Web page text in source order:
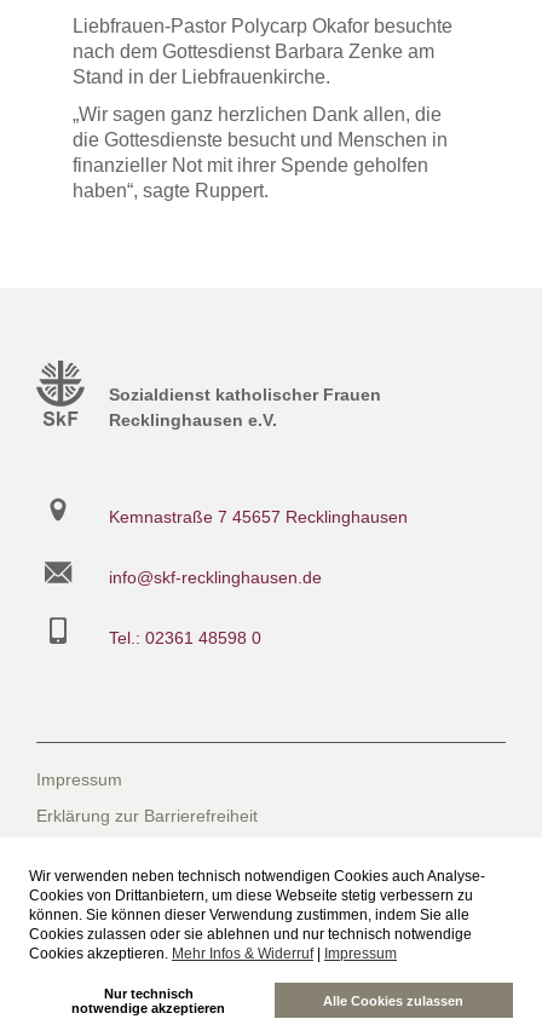
Wir verwenden neben technisch notwendigen Cookies auch Analyse-
Cookies von Drittanbietern, um diese Webseite stetig verbessern zu
können. Sie können dieser Verwendung zustimmen, indem Sie alle
Cookies zulassen oder sie ablehnen und nur technisch notwendige
Cookies akzeptieren. Mehr Infos & Widerruf| Impressum
Nur technisch
notwendige akzeptieren
Alle Cookies zulassen
Liebfrauen-Pastor Polycarp Okafor besuchte
nach dem Gottesdienst Barbara Zenke am
Stand in der Liebfrauenkirche.
„Wir sagen ganz herzlichen Dank allen, die
die Gottesdienste besucht und Menschen in
finanzieller Not mit ihrer Spende geholfen
haben“, sagte Ruppert.
Sozialdienst katholischer Frauen
Recklinghausen e.V.
Kemnastraße 7 45657 Recklinghausen
info@skf-recklinghausen.de
Tel.: 02361 48598 0
Impressum
Erklärung zur Barrierefreiheit
Datenschutzerklärung für die Facebook-Seite
Suche
Sitemap
Freiwilliges Soziales Schuljahr beim SkF